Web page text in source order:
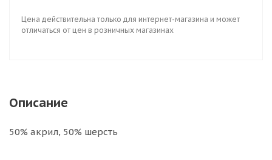
Цена действительна только для интернет-магазина и может
отличаться от цен в розничных магазинах
Описание
50% акрил, 50% шерсть